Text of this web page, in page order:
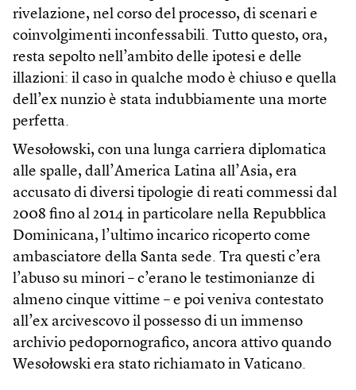
rivelazione, nel corso del processo, di scenari e
coinvolgimenti inconfessabili. Tutto questo, ora,
resta sepolto nell’ambito delle ipotesi e delle
illazioni: il caso in qualche modo è chiuso e quella
dell’ex nunzio è stata indubbiamente una morte
perfetta.
Wesołowski, con una lunga carriera diplomatica
alle spalle, dall’America Latina all’Asia, era
accusato di diversi tipologie di reati commessi dal
2008 fino al 2014 in particolare nella Repubblica
Dominicana, l’ultimo incarico ricoperto come
ambasciatore della Santa sede. Tra questi c’era
l’abuso su minori – c’erano le testimonianze di
almeno cinque vittime – e poi veniva contestato
all’ex arcivescovo il possesso di un immenso
archivio pedopornografico, ancora attivo quando
Wesołowski era stato richiamato in Vaticano.